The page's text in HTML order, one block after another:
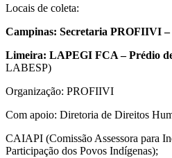
Locais de coleta:
Campinas: Secretaria PROFIIVI –
Limeira: LAPEGI FCA – Prédio
LABESP)
Organização: PROFIIVI
Com apoio: Diretoria de Direitos
CAIAPI (Comissão Assessora para
Participação dos Povos Indígenas);